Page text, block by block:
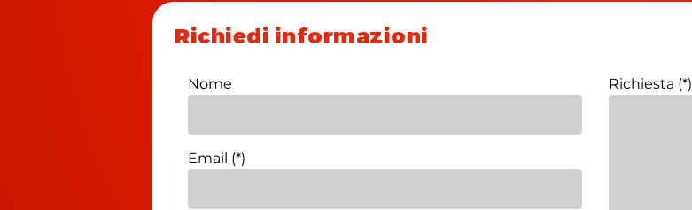
Richiedi informazioni
Nome
Email (*)
Richiesta (*)